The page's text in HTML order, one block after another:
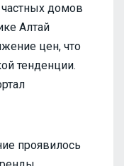
домов
Алтай
цен, что
тенденции.
проявилось